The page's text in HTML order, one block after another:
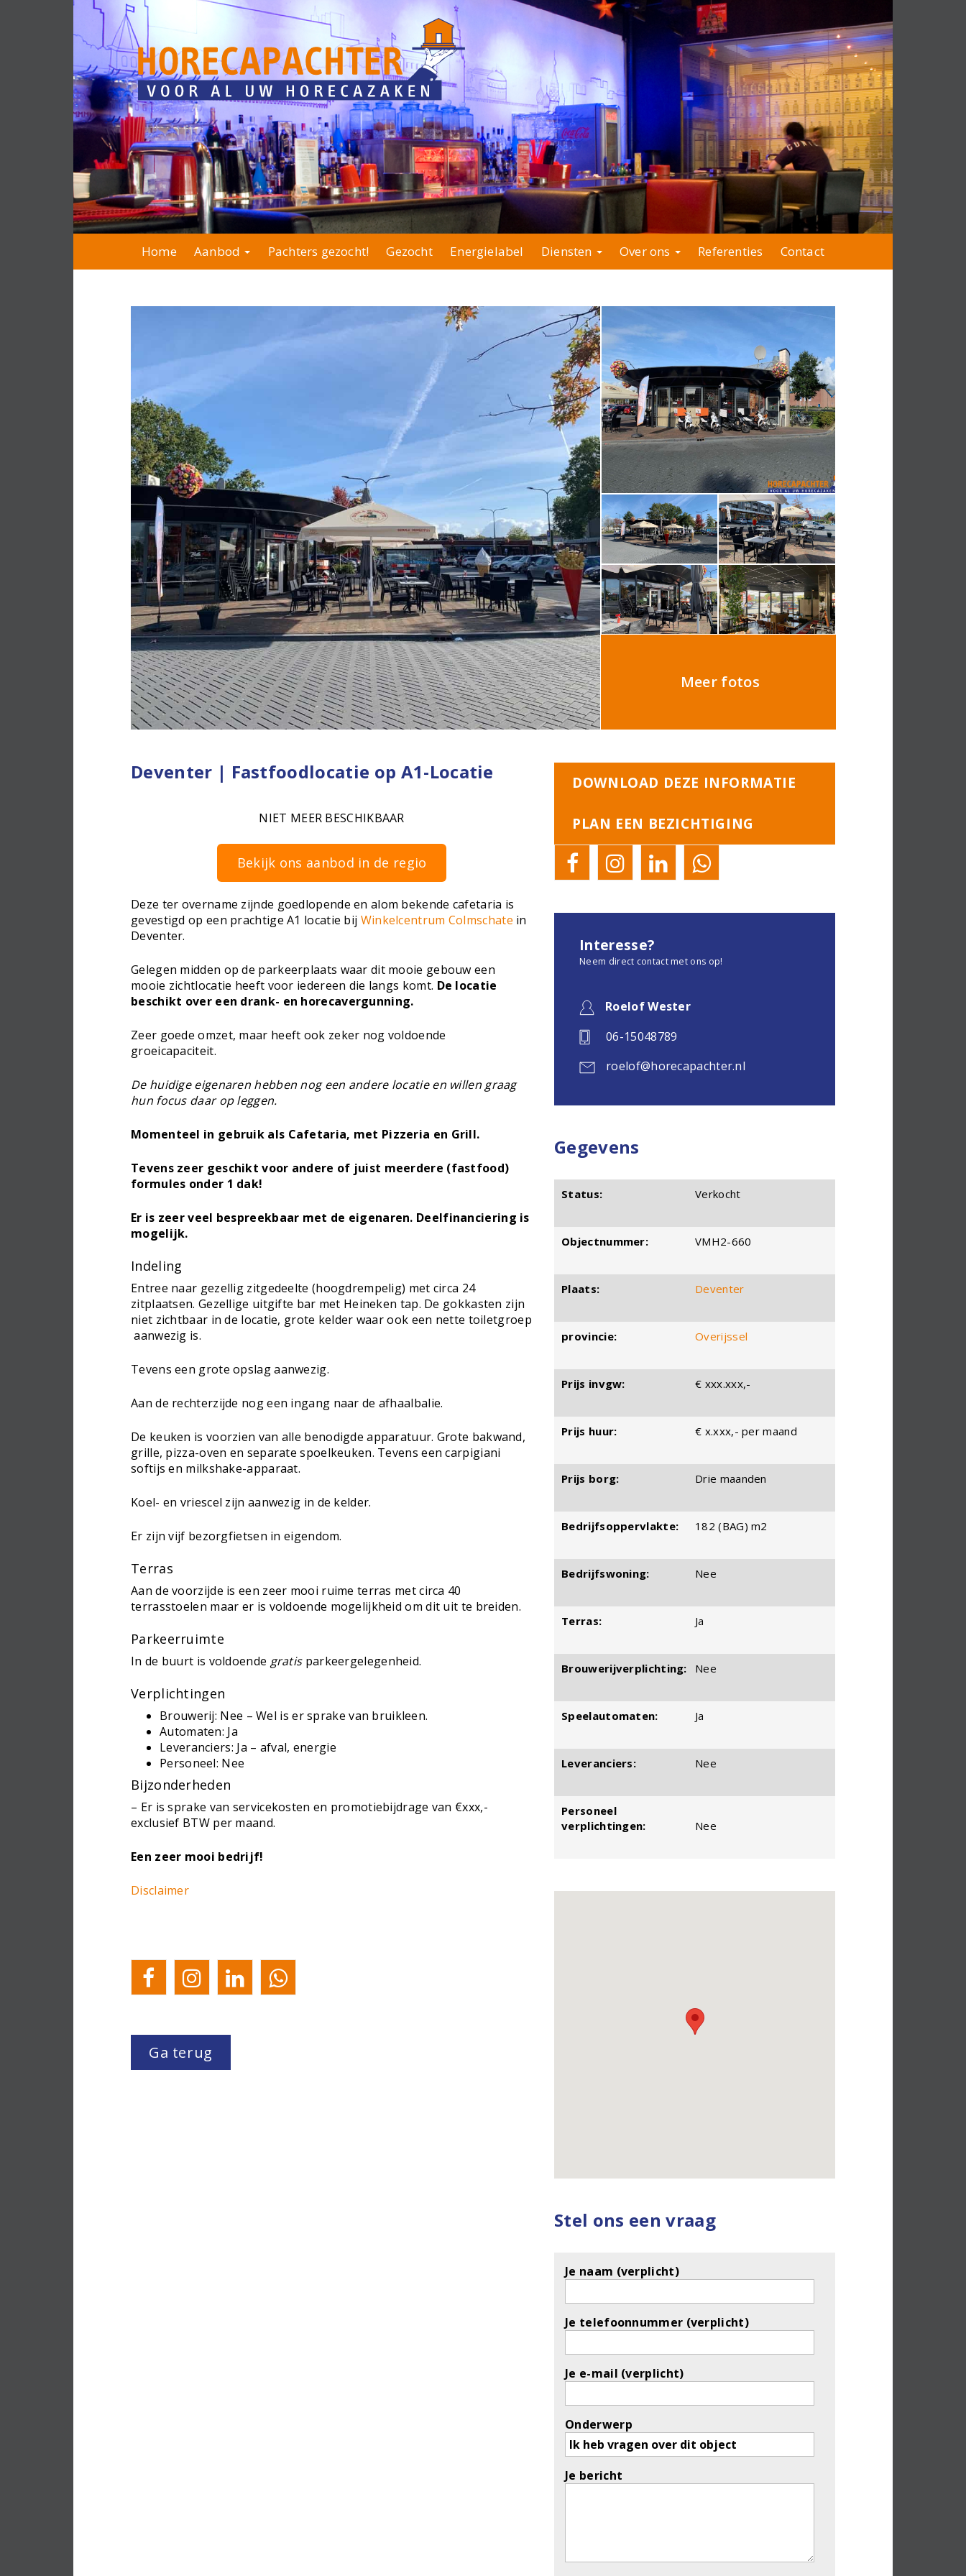
Home Aanbod Pachters gezocht! Gezocht Energielabel Diensten Over ons Referenties Contact
Meer fotos
Deventer | Fastfoodlocatie op A1-Locatie
NIET MEER BESCHIKBAAR
Bekijk ons aanbod in de regio
Deze ter overname zijnde goedlopende en alom bekende cafetaria is
gevestigd op een prachtige A1 locatie bij Winkelcentrum Colmschate in
Deventer.
Gelegen midden op de parkeerplaats waar dit mooie gebouw een
mooie zichtlocatie heeft voor iedereen die langs komt. De locatie
beschikt over een drank- en horecavergunning.
Zeer goede omzet, maar heeft ook zeker nog voldoende
groeicapaciteit.
De huidige eigenaren hebben nog een andere locatie en willen graag
hun focus daar op leggen.
Momenteel in gebruik als Cafetaria, met Pizzeria en Grill.
Tevens zeer geschikt voor andere of juist meerdere (fastfood)
formules onder 1 dak!
Er is zeer veel bespreekbaar met de eigenaren. Deelfinanciering is
mogelijk.
Indeling
Entree naar gezellig zitgedeelte (hoogdrempelig) met circa 24
zitplaatsen. Gezellige uitgifte bar met Heineken tap. De gokkasten zijn
niet zichtbaar in de locatie, grote kelder waar ook een nette toiletgroep
aanwezig is.
Tevens een grote opslag aanwezig.
Aan de rechterzijde nog een ingang naar de afhaalbalie.
De keuken is voorzien van alle benodigde apparatuur. Grote bakwand,
grille, pizza-oven en separate spoelkeuken. Tevens een carpigiani
softijs en milkshake-apparaat.
Koel- en vriescel zijn aanwezig in de kelder.
Er zijn vijf bezorgfietsen in eigendom.
Terras
Aan de voorzijde is een zeer mooi ruime terras met circa 40
terrasstoelen maar er is voldoende mogelijkheid om dit uit te breiden.
Parkeerruimte
In de buurt is voldoende gratisparkeergelegenheid.
Verplichtingen
Brouwerij: Nee – Wel is er sprake van bruikleen.
Automaten: Ja
Leveranciers: Ja – afval, energie
Personeel: Nee
Bijzonderheden
– Er is sprake van servicekosten en promotiebijdrage van €xxx,-
exclusief BTW per maand.
Een zeer mooi bedrijf!
Disclaimer
Ga terug
DOWNLOAD DEZE INFORMATIE
PLAN EEN BEZICHTIGING
Interesse?
Neem direct contact met ons op!
Roelof Wester
06-15048789
roelof@horecapachter.nl
Gegevens
Status: Verkocht
Objectnummer: VMH2-660
Plaats: Deventer
provincie: Overijssel
Prijs invgw: € xxx.xxx,-
Prijs huur: € x.xxx,- per maand
Prijs borg: Drie maanden
Bedrijfsoppervlakte: 182 (BAG) m2
Bedrijfswoning: Nee
Terras: Ja
Brouwerijverplichting: Nee
Speelautomaten: Ja
Leveranciers: Nee
Personeel
verplichtingen:
Nee
Stel ons een vraag
Je naam (verplicht)
Je telefoonnummer (verplicht)
Je e-mail (verplicht)
Onderwerp
Je bericht